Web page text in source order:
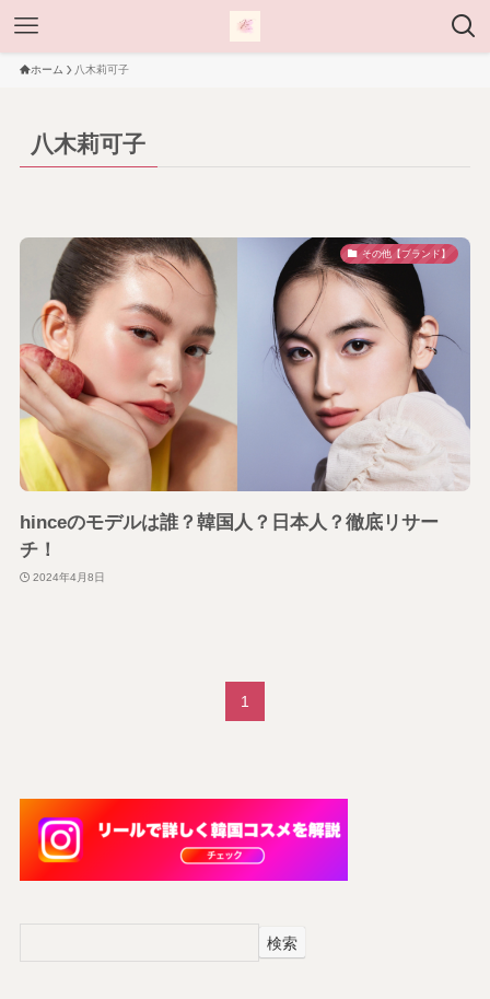
ホーム 八木莉可子
八木莉可子
その他【ブランド】
hinceのモデルは誰？韓国人？日本人？徹底リサー
チ！
2024年4月8日
1
検索